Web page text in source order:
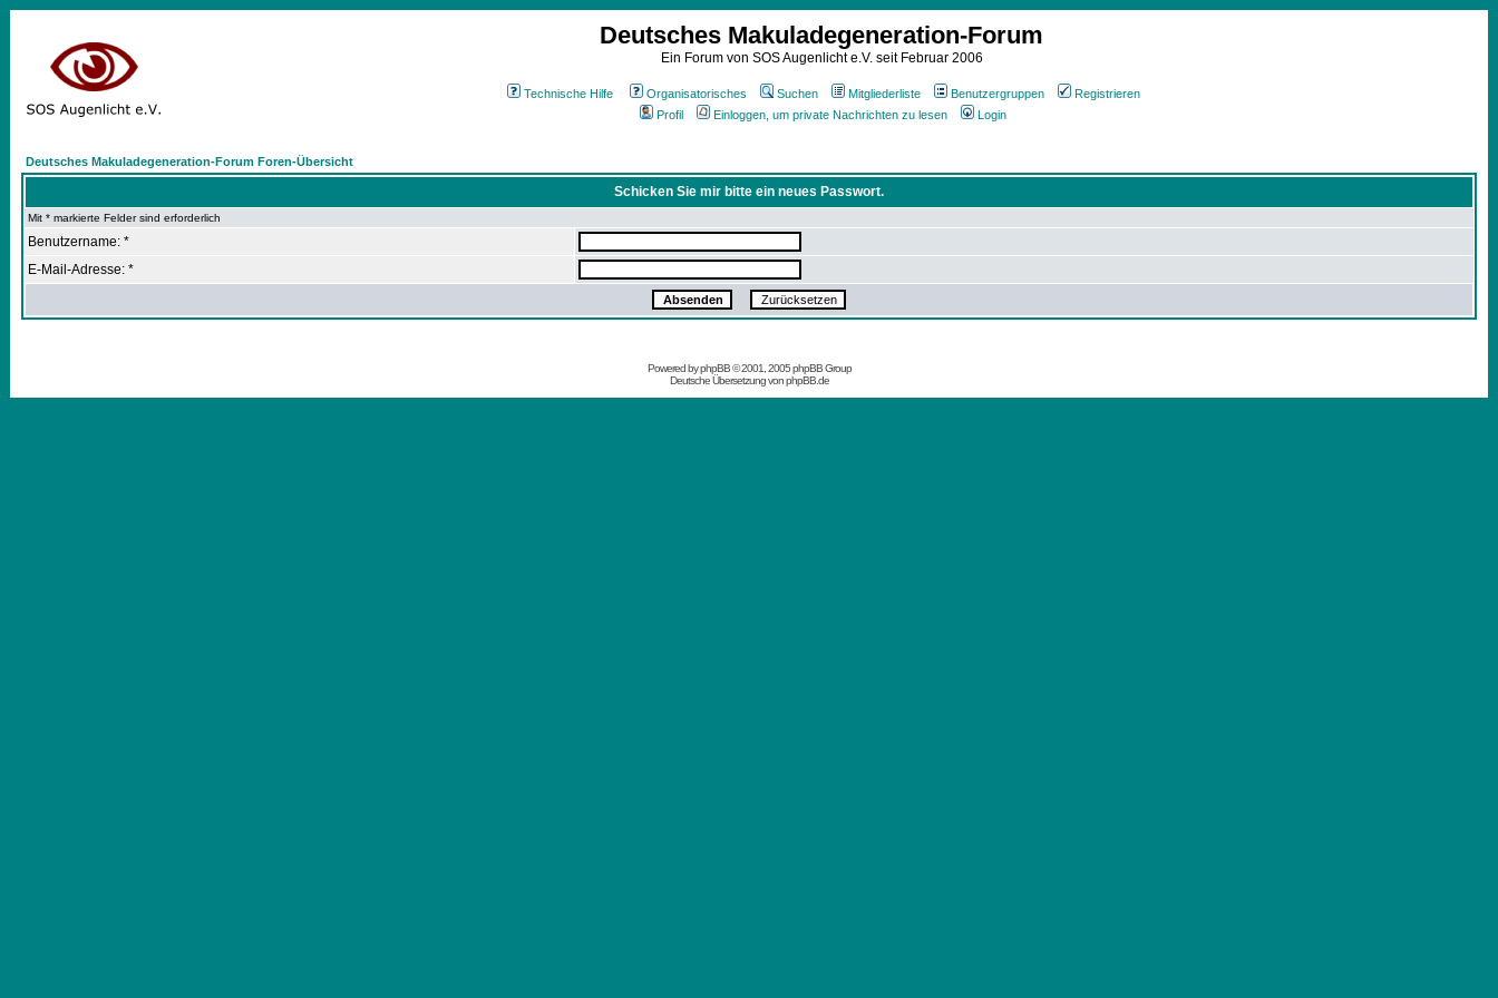
Deutsches Makuladegeneration-Forum
Ein Forum von SOS Augenlicht e.V. seit Februar 2006
Technische Hilfe Organisatorisches Suchen Mitgliederliste Benutzergruppen
Registrieren
Profil
Einloggen, um private Nachrichten zu lesen Login
Deutsches Makuladegeneration-Forum Foren-Übersicht
Schicken Sie mir bitte ein neues Passwort.
Mit * markierte Felder sind erforderlich
Benutzername: *
E-Mail-Adresse: *
Powered byphpBB© 2001, 2005 phpBB Group
Deutsche Übersetzung vonphpBB.de